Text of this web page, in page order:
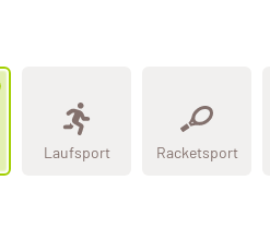
Laufsport Racketsport